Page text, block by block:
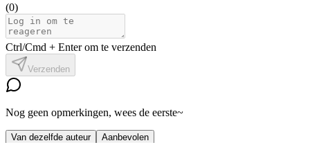
(0)
Ctrl/Cmd + Enter om te verzenden
Verzenden
Nog geen opmerkingen, wees de eerste~
Van dezelfde auteur Aanbevolen